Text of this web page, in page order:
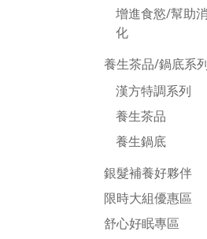
增進食慾/幫助消
化
養生茶品/鍋底系
漢方特調系列
養生茶品
養生鍋底
銀髮補養好夥伴
限時大組優惠區
舒心好眠專區